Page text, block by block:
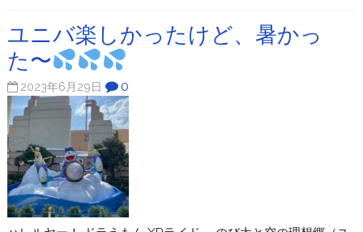
ユニバ楽しかったけど、暑かっ
た〜
2023年6月29日 0